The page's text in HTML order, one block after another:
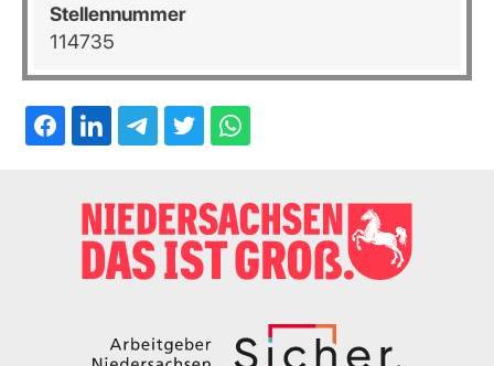
Stellennummer
114735